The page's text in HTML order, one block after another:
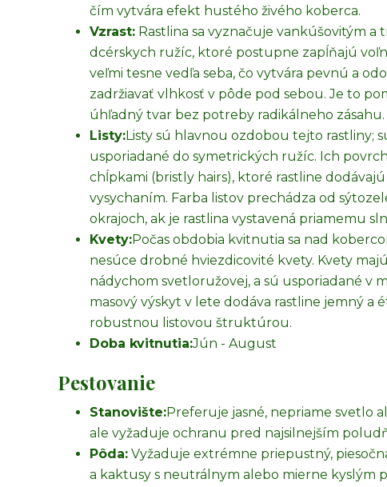
čím vytvára efekt hustého živého koberca.
Vzrast: Rastlina sa vyznačuje vankúšovitým a
dcérskych ružíc, ktoré postupne zapĺňajú
veľmi tesne vedľa seba, čo vytvára pevnú a
zadržiavať vlhkosť v pôde pod sebou. Je to
úhľadný tvar bez potreby radikálneho zásahu.
Listy:Listy sú hlavnou ozdobou tejto rastliny;
usporiadané do symetrických ružíc. Ich
chĺpkami (bristly hairs), ktoré rastline
vysychaním. Farba listov prechádza od
okrajoch, ak je rastlina vystavená priamemu
Kvety:Počas obdobia kvitnutia sa nad
nesúce drobné hviezdicovité kvety. Kvety
nádychom svetloružovej, a sú usporiadané v
masový výskyt v lete dodáva rastline jemný a
robustnou listovou štruktúrou.
Doba kvitnutia:Jún - August
Pestovanie
Stanovište:Preferuje jasné, nepriame svetlo
ale vyžaduje ochranu pred najsilnejším
Pôda: Vyžaduje extrémne priepustný,
a kaktusy s neutrálnym alebo mierne kyslým